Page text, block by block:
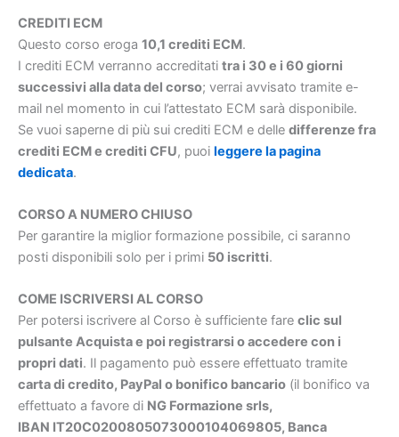
CREDITI ECM
Questo corso eroga 10,1 crediti ECM.
I crediti ECM verranno accreditati tra i 30 e i 60 giorni
successivi alla data del corso; verrai avvisato tramite e-
mail nel momento in cui l’attestato ECM sarà disponibile.
Se vuoi saperne di più sui crediti ECM e delle differenze fra
crediti ECM e crediti CFU, puoi leggere la pagina
dedicata.
CORSO A NUMERO CHIUSO
Per garantire la miglior formazione possibile, ci saranno
posti disponibili solo per i primi 50 iscritti.
COME ISCRIVERSI AL CORSO
Per potersi iscrivere al Corso è sufficiente fare clic sul
pulsante Acquista e poi registrarsi o accedere con i
propri dati. Il pagamento può essere effettuato tramite
carta di credito, PayPal o bonifico bancario (il bonifico va
effettuato a favore di NG Formazione srls,
IBAN IT20C0200805073000104069805, Banca